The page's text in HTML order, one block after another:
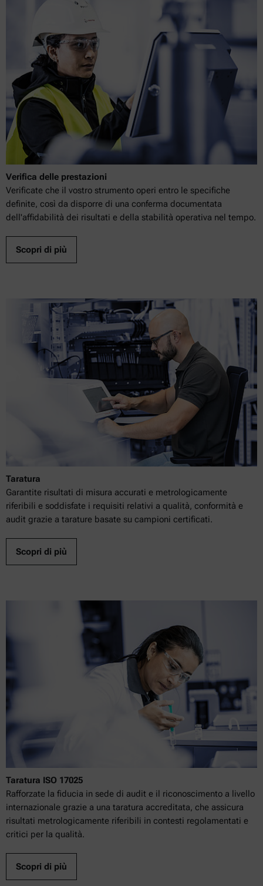
Verifica delle prestazioni
Verificate che il vostro strumento operi entro le specifiche
definite, così da disporre di una conferma documentata
dell'affidabilità dei risultati e della stabilità operativa nel tempo.
Scopri di più
Taratura
Garantite risultati di misura accurati e metrologicamente
riferibili e soddisfate i requisiti relativi a qualità, conformità e
audit grazie a tarature basate su campioni certificati.
Scopri di più
Taratura ISO 17025
Rafforzate la fiducia in sede di audit e il riconoscimento a livello
internazionale grazie a una taratura accreditata, che assicura
risultati metrologicamente riferibili in contesti regolamentati e
critici per la qualità.
Scopri di più